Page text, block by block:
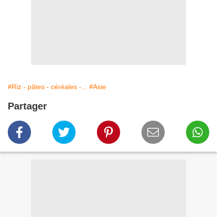
#Riz - pâtes - céréales -... #Asie
Partager